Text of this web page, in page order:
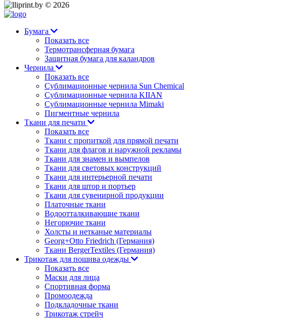
© 2026
Бумага
Показать все
Термотрансферная бумага
Защитная бумага для каландров
Чернила
Показать все
Сублимационные чернила Sun Chemical
Сублимационные чернила KIIAN
Сублимационные чернила Mimaki
Пигментные чернила
Ткани для печати
Показать все
Ткани с пропиткой для прямой печати
Ткани для флагов и наружной рекламы
Ткани для знамен и вымпелов
Ткани для световых конструкций
Ткани для интерьерной печати
Ткани для штор и портьер
Ткани для сувенирной продукции
Платочные ткани
Водоотталкивающие ткани
Негорючие ткани
Холсты и нетканые материалы
Georg+Otto Friedrich (Германия)
Ткани BergerTextiles (Германия)
Трикотаж для пошива одежды
Показать все
Маски для лица
Спортивная форма
Промоодежда
Подкладочные ткани
Трикотаж стрейч